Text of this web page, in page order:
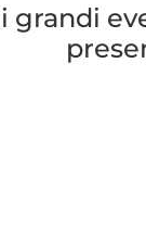
grandi